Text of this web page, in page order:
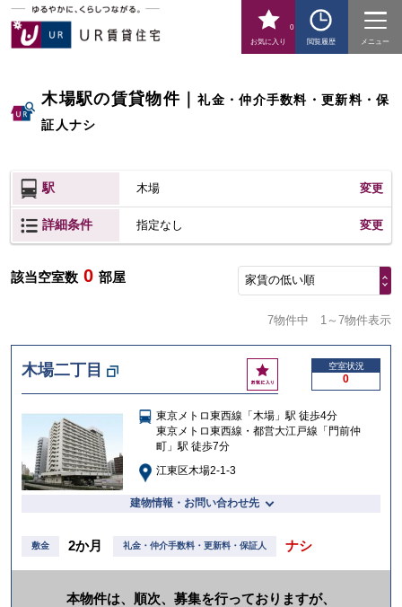
お気に入り
0
閲覧履歴
メニュー
木場駅の賃貸物件｜礼金・仲介手数料・更新料・保
証人ナシ
駅 木場 変更
詳細条件 指定なし 変更
該当空室数 0 部屋 家賃の低い順
7物件中 1～7物件表示
木場二丁目
お
気
入
り
空室状況
0
東京メトロ東西線「木場」駅 徒歩4分
東京メトロ東西線・都営大江戸線「門前仲
町」駅 徒歩7分
江東区木場2-1-3
建物情報・お問い合わせ先
敷金 2か月 礼金・仲介手数料・更新料・保証人 ナシ
本物件は、順次、募集を行っておりますが、